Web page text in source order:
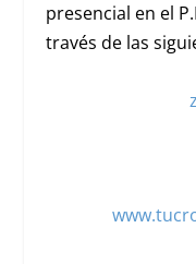
presencial en el
través de las